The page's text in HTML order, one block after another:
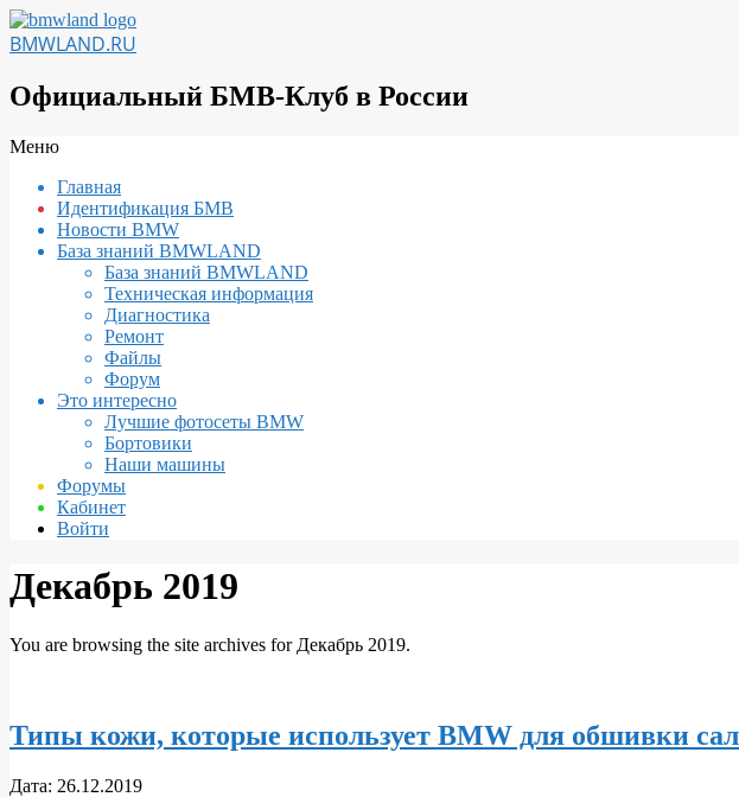
Перейти
к
BMWLAND.RU
Официальный БМВ-Клуб в России
Вторичное
навигации
Меню
Главная
Идентификация БМВ
Новости BMW
База знаний BMWLAND
База знаний BMWLAND
Техническая информация
Диагностика
Ремонт
Файлы
Форум
Это интересно
Лучшие фотосеты BMW
Бортовики
Наши машины
Форумы
Кабинет
Войти
Декабрь 2019
You are browsing the site archives for Декабрь 2019.
Типы кожи, которые использует BMW для обшивки
2019-
Дата: 26.12.2019